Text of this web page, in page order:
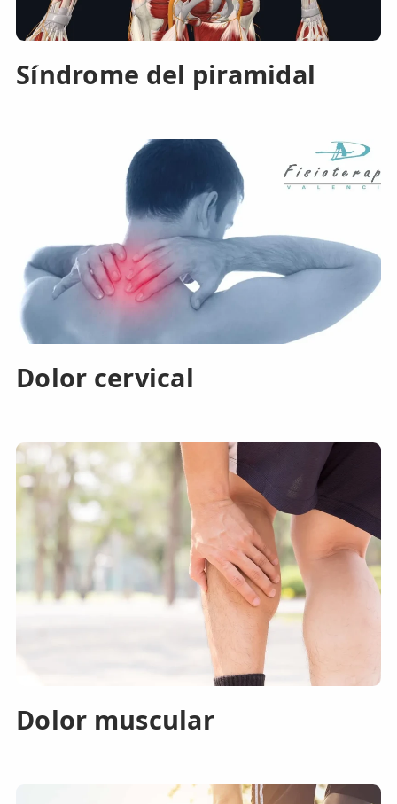
Síndrome del piramidal
Dolor cervical
Dolor muscular